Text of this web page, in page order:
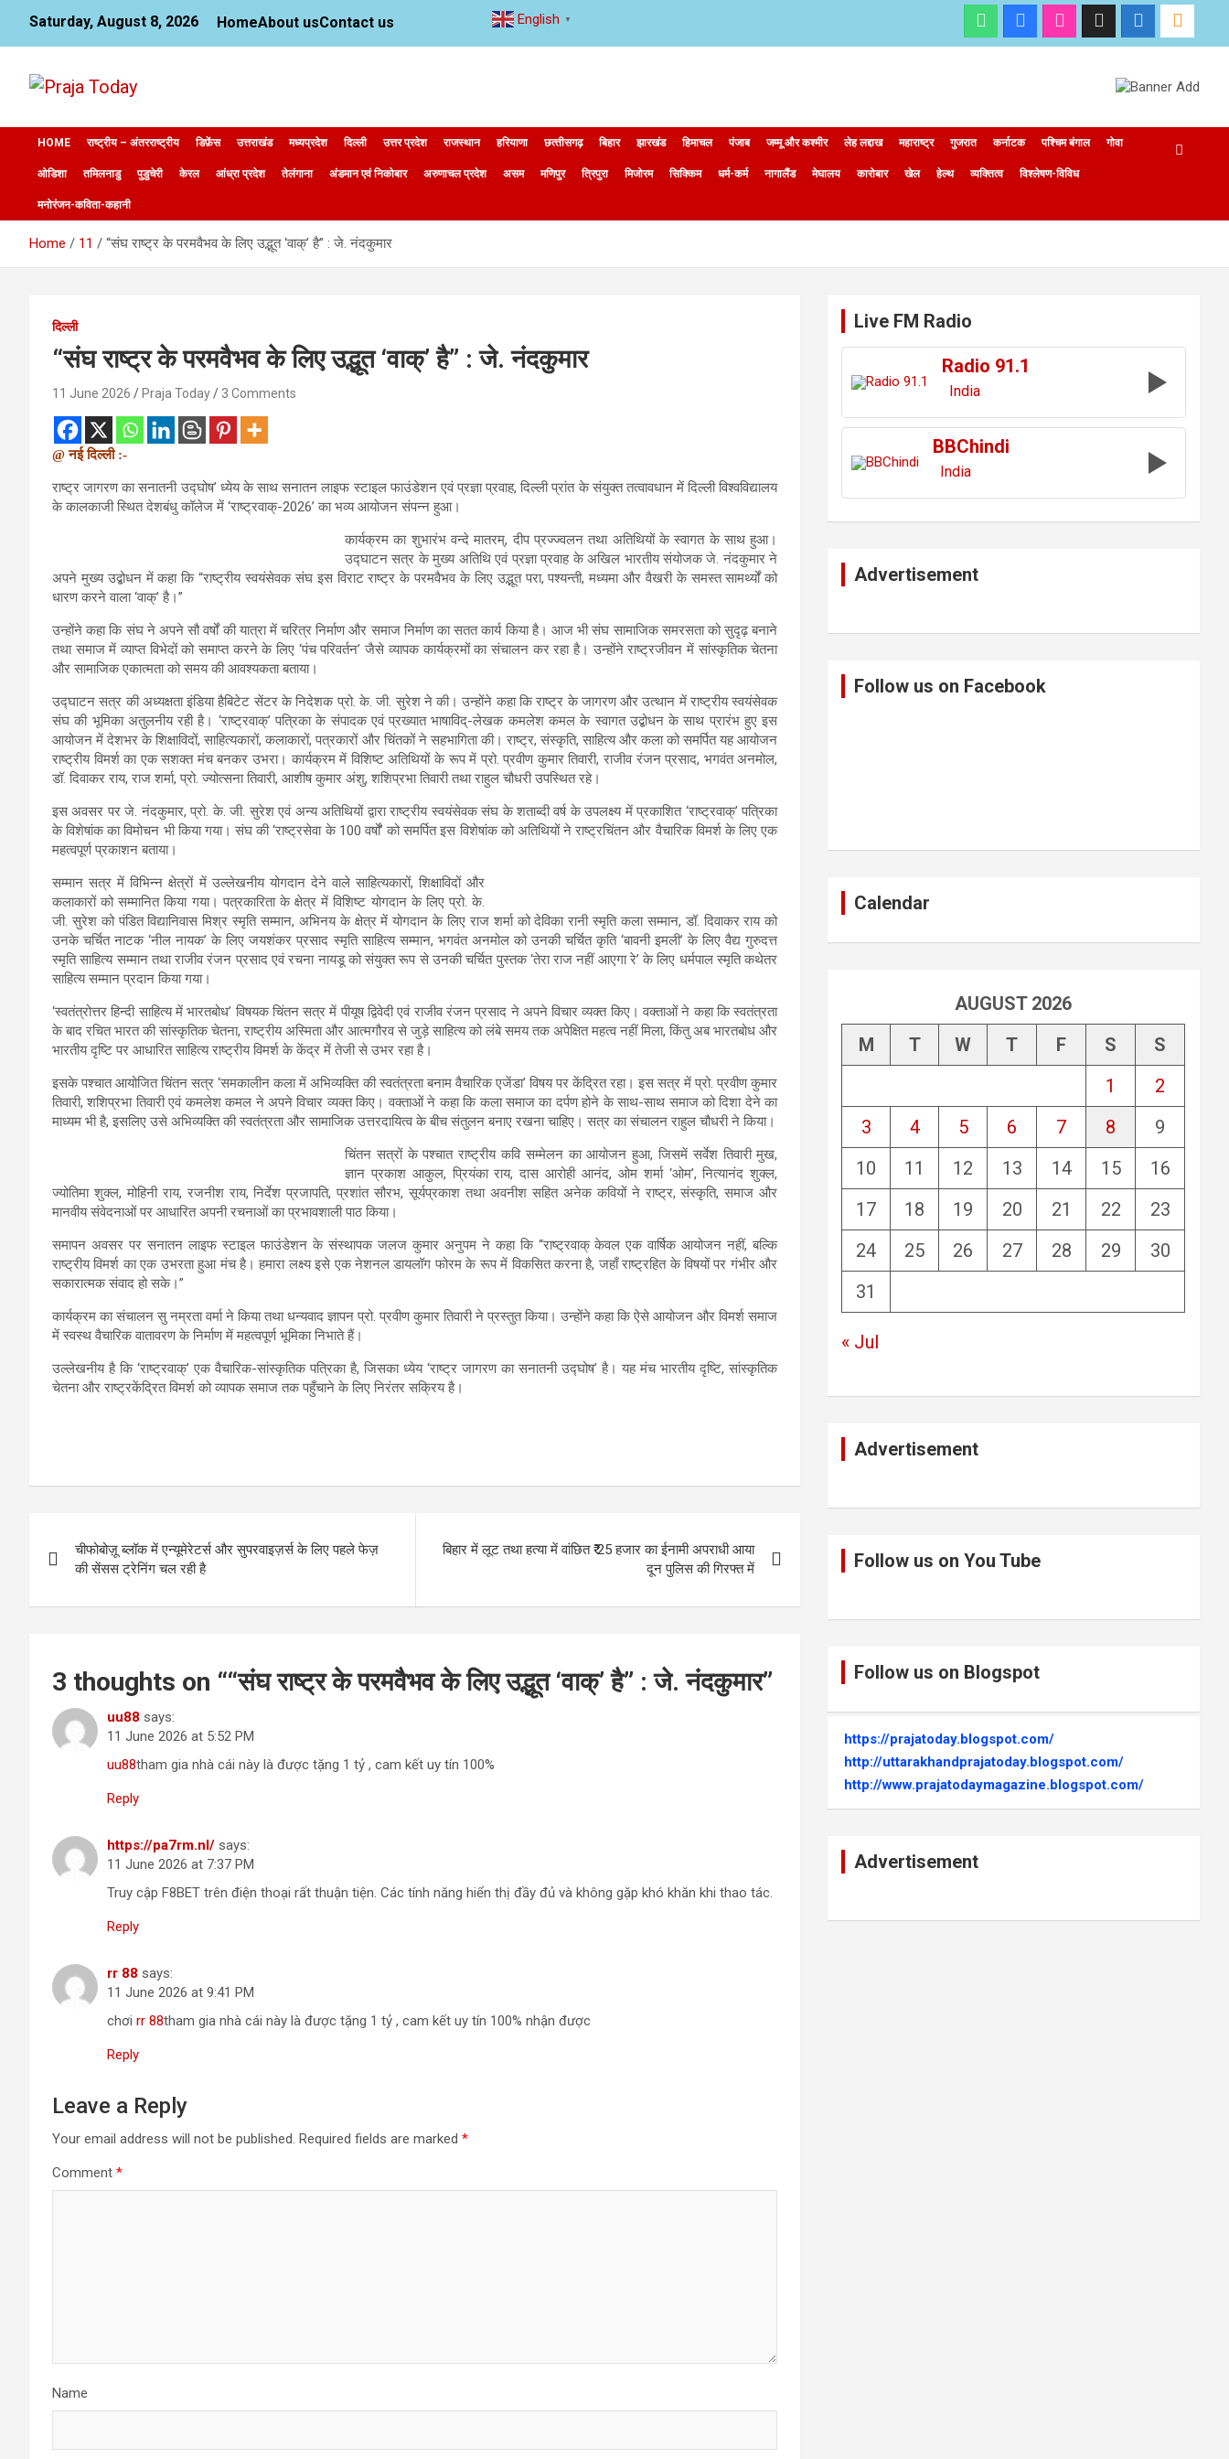
content
Saturday, August 8, 2026 HomeAbout usContact us
Praja Today
HOME राष्ट्रीय – अंतरराष्ट्रीय डिफ़ेंस उत्तराखंड मध्यप्रदेश दिल्ली उत्तर प्रदेश राजस्थान हरियाणा छत्‍तीसगढ़ बिहार झारखंड हिमाचल पंजाब जम्मू और कश्मीर लेह लद्दाख महाराष्ट्र गुजरात कर्नाटक पश्चिम बंगाल गोवा
ओडिशा तमिलनाडु पुडुचेरी केरल आंध्रा प्रदेश तेलंगाना अंडमान एवं निकोबार अरुणाचल प्रदेश असम मणिपुर त्रिपुरा मिजोरम सिक्किम धर्म-कर्म नागालैंड मेघालय कारोबार खेल हेल्थ व्यक्तित्व विश्लेषण-विविध
मनोरंजन-कविता-कहानी
Home 11 “संघ राष्ट्र के परमवैभव के लिए उद्भूत ‘वाक्’ है” : जे. नंदकुमार
दिल्ली
“संघ राष्ट्र के परमवैभव के लिए उद्भूत ‘वाक्’ है” : जे. नंदकुमार
11 June 2026 Praja Today 3 Comments
@ नई दिल्ली :-
राष्ट्र जागरण का सनातनी उद्घोष’ ध्येय के साथ सनातन लाइफ स्टाइल फाउंडेशन एवं प्रज्ञा प्रवाह, दिल्ली प्रांत के संयुक्त तत्वावधान में दिल्ली विश्वविद्यालय
के कालकाजी स्थित देशबंधु कॉलेज में ‘राष्ट्रवाक्-2026’ का भव्य आयोजन संपन्न हुआ।
कार्यक्रम का शुभारंभ वन्दे मातरम्, दीप प्रज्ज्वलन तथा अतिथियों के स्वागत के साथ हुआ।
उद्घाटन सत्र के मुख्य अतिथि एवं प्रज्ञा प्रवाह के अखिल भारतीय संयोजक जे. नंदकुमार ने
अपने मुख्य उद्बोधन में कहा कि “राष्ट्रीय स्वयंसेवक संघ इस विराट राष्ट्र के परमवैभव के लिए उद्भूत परा, पश्यन्ती, मध्यमा और वैखरी के समस्त सामर्थ्यों को
धारण करने वाला ‘वाक्’ है।”
उन्होंने कहा कि संघ ने अपने सौ वर्षों की यात्रा में चरित्र निर्माण और समाज निर्माण का सतत कार्य किया है। आज भी संघ सामाजिक समरसता को सुदृढ़ बनाने
तथा समाज में व्याप्त विभेदों को समाप्त करने के लिए ‘पंच परिवर्तन’ जैसे व्यापक कार्यक्रमों का संचालन कर रहा है। उन्होंने राष्ट्रजीवन में सांस्कृतिक चेतना
और सामाजिक एकात्मता को समय की आवश्यकता बताया।
उद्घाटन सत्र की अध्यक्षता इंडिया हैबिटेट सेंटर के निदेशक प्रो. के. जी. सुरेश ने की। उन्होंने कहा कि राष्ट्र के जागरण और उत्थान में राष्ट्रीय स्वयंसेवक
संघ की भूमिका अतुलनीय रही है। ‘राष्ट्रवाक्’ पत्रिका के संपादक एवं प्रख्यात भाषाविद्-लेखक कमलेश कमल के स्वागत उद्बोधन के साथ प्रारंभ हुए इस
आयोजन में देशभर के शिक्षाविदों, साहित्यकारों, कलाकारों, पत्रकारों और चिंतकों ने सहभागिता की। राष्ट्र, संस्कृति, साहित्य और कला को समर्पित यह आयोजन
राष्ट्रीय विमर्श का एक सशक्त मंच बनकर उभरा। कार्यक्रम में विशिष्ट अतिथियों के रूप में प्रो. प्रवीण कुमार तिवारी, राजीव रंजन प्रसाद, भगवंत अनमोल,
डॉ. दिवाकर राय, राज शर्मा, प्रो. ज्योत्सना तिवारी, आशीष कुमार अंशु, शशिप्रभा तिवारी तथा राहुल चौधरी उपस्थित रहे।
इस अवसर पर जे. नंदकुमार, प्रो. के. जी. सुरेश एवं अन्य अतिथियों द्वारा राष्ट्रीय स्वयंसेवक संघ के शताब्दी वर्ष के उपलक्ष्य में प्रकाशित ‘राष्ट्रवाक्’ पत्रिका
के विशेषांक का विमोचन भी किया गया। संघ की ‘राष्ट्रसेवा के 100 वर्षों’ को समर्पित इस विशेषांक को अतिथियों ने राष्ट्रचिंतन और वैचारिक विमर्श के लिए एक
महत्वपूर्ण प्रकाशन बताया।
सम्मान सत्र में विभिन्न क्षेत्रों में उल्लेखनीय योगदान देने वाले साहित्यकारों, शिक्षाविदों और
कलाकारों को सम्मानित किया गया। पत्रकारिता के क्षेत्र में विशिष्ट योगदान के लिए प्रो. के.
जी. सुरेश को पंडित विद्यानिवास मिश्र स्मृति सम्मान, अभिनय के क्षेत्र में योगदान के लिए राज शर्मा को देविका रानी स्मृति कला सम्मान, डॉ. दिवाकर राय को
उनके चर्चित नाटक ‘नील नायक’ के लिए जयशंकर प्रसाद स्मृति साहित्य सम्मान, भगवंत अनमोल को उनकी चर्चित कृति ‘बावनी इमली’ के लिए वैद्य गुरुदत्त
स्मृति साहित्य सम्मान तथा राजीव रंजन प्रसाद एवं रचना नायडू को संयुक्त रूप से उनकी चर्चित पुस्तक ‘तेरा राज नहीं आएगा रे’ के लिए धर्मपाल स्मृति कथेतर
साहित्य सम्मान प्रदान किया गया।
‘स्वतंत्रोत्तर हिन्दी साहित्य में भारतबोध’ विषयक चिंतन सत्र में पीयूष द्विवेदी एवं राजीव रंजन प्रसाद ने अपने विचार व्यक्त किए। वक्ताओं ने कहा कि स्वतंत्रता
के बाद रचित भारत की सांस्कृतिक चेतना, राष्ट्रीय अस्मिता और आत्मगौरव से जुड़े साहित्य को लंबे समय तक अपेक्षित महत्व नहीं मिला, किंतु अब भारतबोध और
भारतीय दृष्टि पर आधारित साहित्य राष्ट्रीय विमर्श के केंद्र में तेजी से उभर रहा है।
इसके पश्चात आयोजित चिंतन सत्र ‘समकालीन कला में अभिव्यक्ति की स्वतंत्रता बनाम वैचारिक एजेंडा’ विषय पर केंद्रित रहा। इस सत्र में प्रो. प्रवीण कुमार
तिवारी, शशिप्रभा तिवारी एवं कमलेश कमल ने अपने विचार व्यक्त किए। वक्ताओं ने कहा कि कला समाज का दर्पण होने के साथ-साथ समाज को दिशा देने का
माध्यम भी है, इसलिए उसे अभिव्यक्ति की स्वतंत्रता और सामाजिक उत्तरदायित्व के बीच संतुलन बनाए रखना चाहिए। सत्र का संचालन राहुल चौधरी ने किया।
चिंतन सत्रों के पश्चात राष्ट्रीय कवि सम्मेलन का आयोजन हुआ, जिसमें सर्वेश तिवारी मुख,
ज्ञान प्रकाश आकुल, प्रियंका राय, दास आरोही आनंद, ओम शर्मा ‘ओम’, नित्यानंद शुक्ल,
ज्योतिमा शुक्ल, मोहिनी राय, रजनीश राय, निर्देश प्रजापति, प्रशांत सौरभ, सूर्यप्रकाश तथा अवनीश सहित अनेक कवियों ने राष्ट्र, संस्कृति, समाज और
मानवीय संवेदनाओं पर आधारित अपनी रचनाओं का प्रभावशाली पाठ किया।
समापन अवसर पर सनातन लाइफ स्टाइल फाउंडेशन के संस्थापक जलज कुमार अनुपम ने कहा कि “राष्ट्रवाक् केवल एक वार्षिक आयोजन नहीं, बल्कि
राष्ट्रीय विमर्श का एक उभरता हुआ मंच है। हमारा लक्ष्य इसे एक नेशनल डायलॉग फोरम के रूप में विकसित करना है, जहाँ राष्ट्रहित के विषयों पर गंभीर और
सकारात्मक संवाद हो सके।”
कार्यक्रम का संचालन सु नम्रता वर्मा ने किया तथा धन्यवाद ज्ञापन प्रो. प्रवीण कुमार तिवारी ने प्रस्तुत किया। उन्होंने कहा कि ऐसे आयोजन और विमर्श समाज
में स्वस्थ वैचारिक वातावरण के निर्माण में महत्वपूर्ण भूमिका निभाते हैं।
उल्लेखनीय है कि ‘राष्ट्रवाक्’ एक वैचारिक-सांस्कृतिक पत्रिका है, जिसका ध्येय ‘राष्ट्र जागरण का सनातनी उद्घोष’ है। यह मंच भारतीय दृष्टि, सांस्कृतिक
चेतना और राष्ट्रकेंद्रित विमर्श को व्यापक समाज तक पहुँचाने के लिए निरंतर सक्रिय है।
navigation
चीफोबोज़ू ब्लॉक में एन्यूमेरेटर्स और सुपरवाइज़र्स के लिए पहले फेज़
की सेंसस ट्रेनिंग चल रही है
बिहार में लूट तथा हत्या में वांछित ₹ 25 हजार का ईनामी अपराधी आया
दून पुलिस की गिरफ्त में
3 thoughts on ““संघ राष्ट्र के परमवैभव के लिए उद्भूत ‘वाक्’ है” : जे. नंदकुमार”
uu88 says:
11 June 2026 at 5:52 PM
uu88tham gia nhà cái này là được tặng 1 tỷ , cam kết uy tín 100%
Reply
https://pa7rm.nl/ says:
11 June 2026 at 7:37 PM
Truy cập F8BET trên điện thoại rất thuận tiện. Các tính năng hiển thị đầy đủ và không gặp khó khăn khi thao tác.
Reply
rr 88 says:
11 June 2026 at 9:41 PM
chơi rr 88tham gia nhà cái này là được tặng 1 tỷ , cam kết uy tín 100% nhận được
Reply
Leave a Reply
Your email address will not be published. Required fields are marked *
Comment *
Name
Live FM Radio
Radio 91.1
India
BBChindi
India
Advertisement
Follow us on Facebook
Calendar
AUGUST 2026
M
T W T F S
S
1
2
3
4 5 6 7 8
9
10
11 12 13 14 15
16
17
18 19 20 21 22
23
24
25 26 27 28 29
30
31
« Jul
Advertisement
Follow us on You Tube
Follow us on Blogspot
https://prajatoday.blogspot.com/
http://uttarakhandprajatoday.blogspot.com/
http://www.prajatodaymagazine.blogspot.com/
Advertisement
English ▼